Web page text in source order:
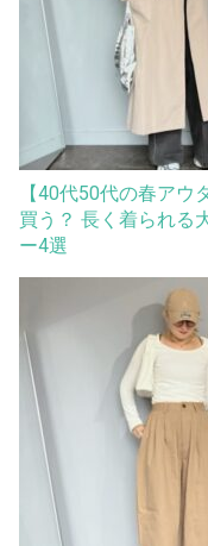
【40代50代の春アウ
買う？ 長く着られる
ー4選